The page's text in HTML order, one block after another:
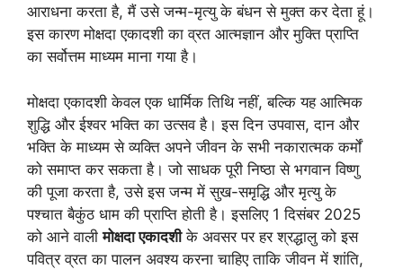
आराधना करता है, मैं उसे जन्म-मृत्यु के बंधन से मुक्त कर देता हूं।
इस कारण मोक्षदा एकादशी का व्रत आत्मज्ञान और मुक्ति प्राप्ति
का सर्वोत्तम माध्यम माना गया है।
मोक्षदा एकादशी केवल एक धार्मिक तिथि नहीं, बल्कि यह आत्मिक
शुद्धि और ईश्वर भक्ति का उत्सव है। इस दिन उपवास, दान और
भक्ति के माध्यम से व्यक्ति अपने जीवन के सभी नकारात्मक कर्मों
को समाप्त कर सकता है। जो साधक पूरी निष्ठा से भगवान विष्णु
की पूजा करता है, उसे इस जन्म में सुख-समृद्धि और मृत्यु के
पश्चात बैकुंठ धाम की प्राप्ति होती है। इसलिए 1 दिसंबर 2025
को आने वालीमोक्षदा एकादशीके अवसर पर हर श्रद्धालु को इस
पवित्र व्रत का पालन अवश्य करना चाहिए ताकि जीवन में शांति,